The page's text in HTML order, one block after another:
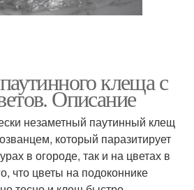
клеща с
Описание
незаметный паутинный клещ
который паразитирует
в огороде, так и на цветах в
что цветы на подоконнике